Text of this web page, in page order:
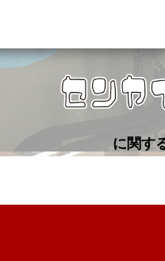
に関す